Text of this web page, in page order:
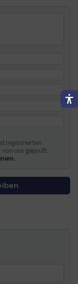
Station 5200
WF-
registrierten
uns geprüft.